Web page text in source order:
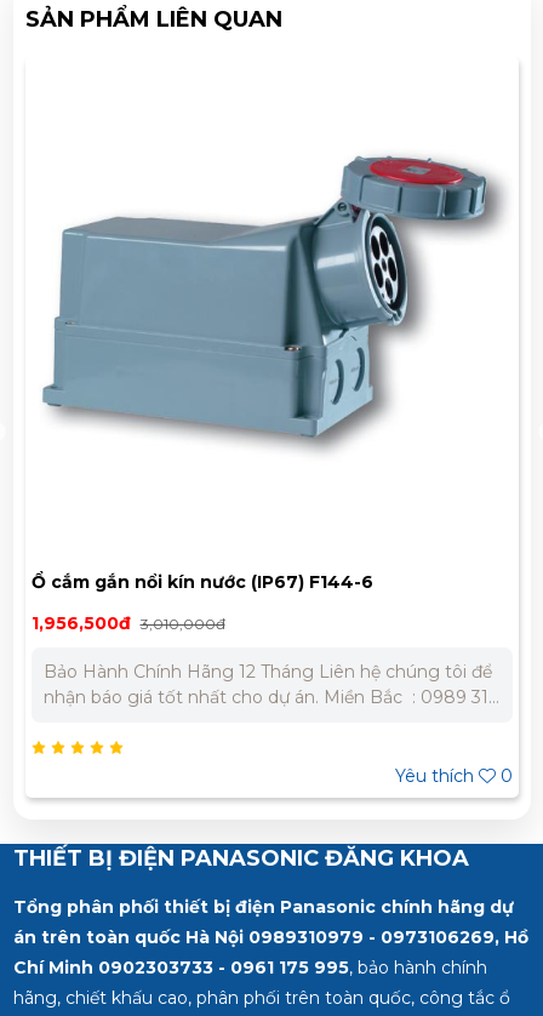
SẢN PHẨM LIÊN QUAN
Ổ cắm gắn nổi kín nước (IP67) F144-6
1,956,500đ 3,010,000đ
Bảo Hành Chính Hãng 12 Tháng Liên hệ chúng tôi để
nhận báo giá tốt nhất cho dự án. Miền Bắc : 0989 310
332 980
Yêu thích
0
THIẾT BỊ ĐIỆN PANASONIC ĐĂNG KHOA
Tổng phân phối thiết bị điện Panasonic chính hãng dự
án trên toàn quốc Hà Nội 0989310979 - 0973106269, Hồ
Chí Minh 0902303733 - 0961 175 995, bảo hành chính
hãng, chiết khấu cao, phân phối trên toàn quốc, công tắc ổ